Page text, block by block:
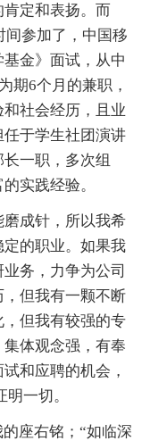
定和表扬。而
间参加了，中国移
金》面试，从中
期6个月的兼职，
社会经历，且业
于学生社团演讲
一职，多次组
实践经验。
成针，所以我希
的职业。如果我
务，力争为公司
但我有一颗不断
，但我有较强的专
体观念强，有奉
和应聘的机会，
一切。
座右铭；“如临深